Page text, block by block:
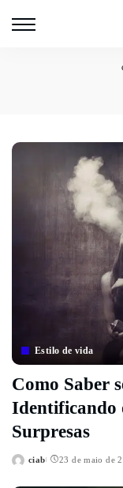
Estilo de vida
Como Saber
Identificando
Surpresas
Posted
ciab 23 de maio de